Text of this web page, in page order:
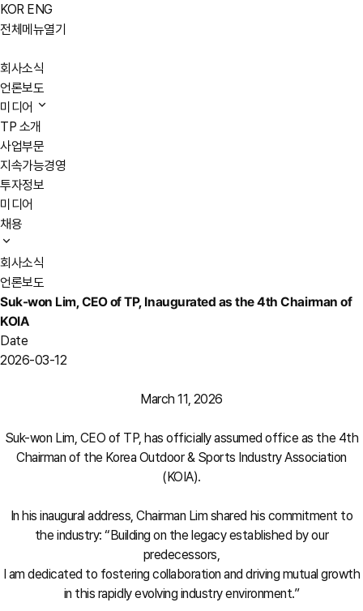
KOR ENG
전체메뉴열기
회사소식
언론보도
미디어
TP 소개
사업부문
지속가능경영
투자정보
미디어
채용
회사소식
언론보도
Suk-won Lim, CEO of TP, Inaugurated as the 4th Chairman of
KOIA
Date
2026-03-12
March 11, 2026
Suk-won Lim, CEO of TP, has officially assumed office as the 4th
Chairman of the Korea Outdoor & Sports Industry Association
(KOIA).
In his inaugural address, Chairman Lim shared his commitment to
the industry: “Building on the legacy established by our
predecessors,
I am dedicated to fostering collaboration and driving mutual growth
in this rapidly evolving industry environment.”